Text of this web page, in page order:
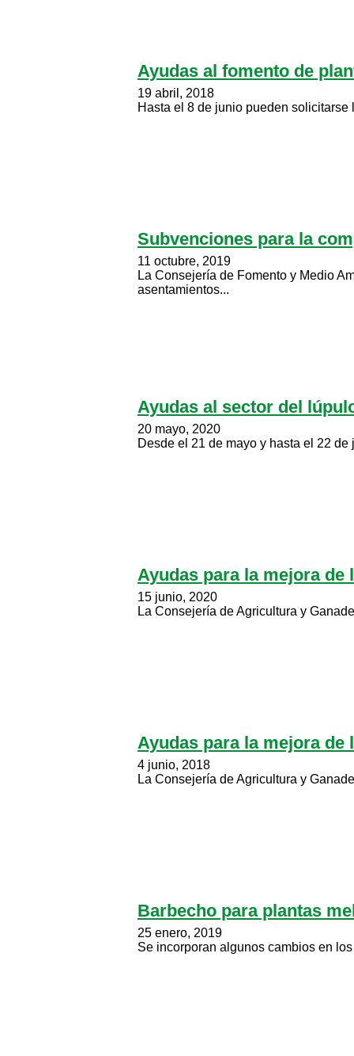
Ayudas al fomento de
19 abril, 2018
Hasta el 8 de junio pueden
Subvenciones para la
11 octubre, 2019
La Consejería de Fomento y Medio
asentamientos...
Ayudas al sector del
20 mayo, 2020
Desde el 21 de mayo y hasta el 22
Ayudas para la mejora
15 junio, 2020
La Consejería de Agricultura y
Ayudas para la mejora
4 junio, 2018
La Consejería de Agricultura y
Barbecho para plantas
25 enero, 2019
Se incorporan algunos cambios en